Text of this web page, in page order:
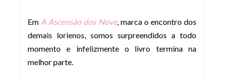
Em A Ascensão dos Nove, marca o encontro dos
demais lorienos, somos surpreendidos a todo
momento e infelizmente o livro termina na
melhor parte.